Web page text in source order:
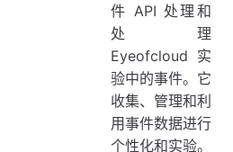
件 API 处理和
处理
Eyeofcloud 实
验中的事件。它
收集、管理和利
用事件数据进行
个性化和实验。